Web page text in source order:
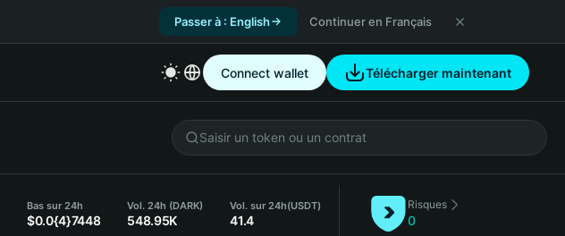
Passer à : English Continuer en Français
Connect wallet Télécharger maintenant
Bas sur 24h
$0.0{4}7448
Vol. 24h (DARK)
548.95K
Vol. sur 24h(USDT)
41.4
Risques
0